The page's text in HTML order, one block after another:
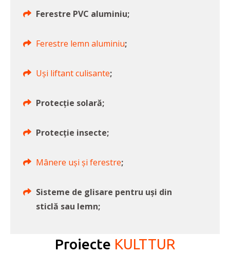
Ferestre PVC aluminiu;
Ferestre lemn aluminiu;
Uși liftant culisante;
Protecție solară;
Protecție insecte;
Mânere uși și ferestre;
Sisteme de glisare pentru uși din
sticlă sau lemn;
Proiecte KULTTUR